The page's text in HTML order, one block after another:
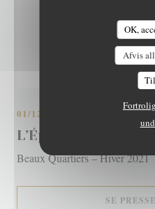
OK,
Afvis
L’Épicurien : le
01/12/2021
Beaux Quartiers – Hiver 2021
SE